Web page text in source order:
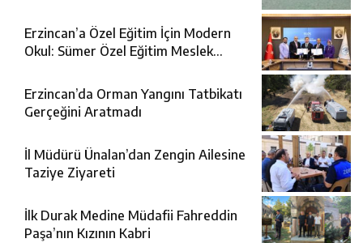
Erzincan’a Özel Eğitim İçin Modern
Okul: Sümer Özel Eğitim Meslek
Erzincan’da Orman Yangını Tatbikatı
Gerçeğini Aratmadı
İl Müdürü Ünalan’dan Zengin Ailesine
Taziye Ziyareti
İlk Durak Medine Müdafii Fahreddin
Paşa’nın Kızının Kabri